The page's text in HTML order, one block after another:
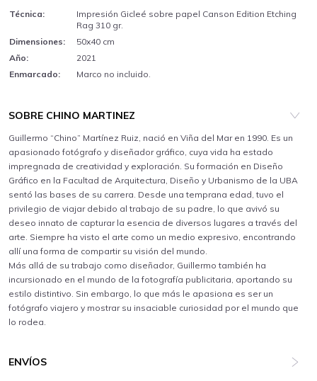
Técnica:
Impresión Gicleé sobre papel Canson Edition Etching
Rag 310 gr.
Dimensiones:
50x40 cm
Año:
2021
Enmarcado:
Marco no incluido.
SOBRE CHINO MARTINEZ
Guillermo “Chino” Martínez Ruiz, nació en Viña del Mar en 1990. Es un
apasionado fotógrafo y diseñador gráfico, cuya vida ha estado
impregnada de creatividad y exploración. Su formación en Diseño
Gráfico en la Facultad de Arquitectura, Diseño y Urbanismo de la UBA
sentó las bases de su carrera. Desde una temprana edad, tuvo el
privilegio de viajar debido al trabajo de su padre, lo que avivó su
deseo innato de capturar la esencia de diversos lugares a través del
arte. Siempre ha visto el arte como un medio expresivo, encontrando
allí una forma de compartir su visión del mundo.
Más allá de su trabajo como diseñador, Guillermo también ha
incursionado en el mundo de la fotografía publicitaria, aportando su
estilo distintivo. Sin embargo, lo que más le apasiona es ser un
fotógrafo viajero y mostrar su insaciable curiosidad por el mundo que
lo rodea.
ENVÍOS